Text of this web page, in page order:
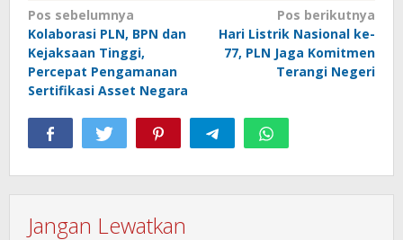
Navigasi
pos
Pos sebelumnya
Kolaborasi PLN, BPN dan
Kejaksaan Tinggi,
Percepat Pengamanan
Sertifikasi Asset Negara
Pos berikutnya
Hari Listrik Nasional ke-
77, PLN Jaga Komitmen
Terangi Negeri
Jangan Lewatkan